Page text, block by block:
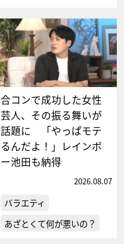
合コンで成功した女性
芸人、その振る舞いが
話題に 「やっぱモテ
るんだよ！」レインボ
ー池田も納得
2026.08.07
バラエティ
あざとくて何が悪いの？